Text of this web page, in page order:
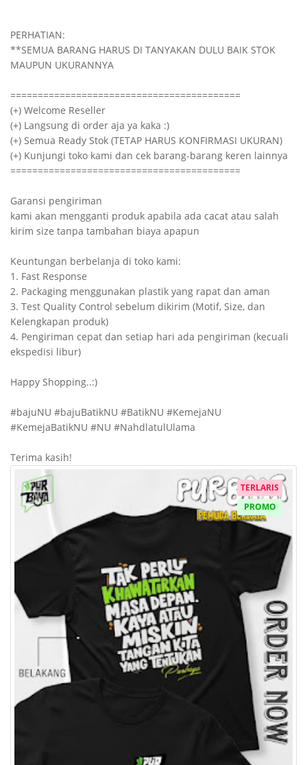
PERHATIAN:
**SEMUA BARANG HARUS DI TANYAKAN DULU BAIK STOK
MAUPUN UKURANNYA
==========================================
(+) Welcome Reseller
(+) Langsung di order aja ya kaka :)
(+) Semua Ready Stok (TETAP HARUS KONFIRMASI UKURAN)
(+) Kunjungi toko kami dan cek barang-barang keren lainnya
==========================================
Garansi pengiriman
kami akan mengganti produk apabila ada cacat atau salah
kirim size tanpa tambahan biaya apapun
Keuntungan berbelanja di toko kami:
1. Fast Response
2. Packaging menggunakan plastik yang rapat dan aman
3. Test Quality Control sebelum dikirim (Motif, Size, dan
Kelengkapan produk)
4. Pengiriman cepat dan setiap hari ada pengiriman (kecuali
ekspedisi libur)
Happy Shopping..:)
#bajuNU #bajuBatikNU #BatikNU #KemejaNU
#KemejaBatikNU #NU #NahdlatulUlama
Terima kasih!
TERLARIS
PROMO